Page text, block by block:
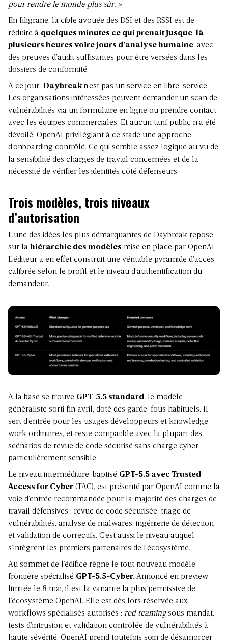
pour rendre le monde plus sûr. »
En filigrane, la cible avouée des DSI et des RSSI est de
réduire à quelques minutes ce qui prenait jusque-là
plusieurs heures voire jours d’analyse humaine, avec
des preuves d’audit suffisantes pour être versées dans les
dossiers de conformité.
À ce jour, Daybreakn’est pas un service en libre-service.
Les organisations intéressées peuvent demander un scan de
vulnérabilités via un formulaire en ligne ou prendre contact
avec les équipes commerciales. Et aucun tarif public n’a été
dévoilé, OpenAI privilégiant à ce stade une approche
d’onboarding contrôlé. Ce qui semble assez logique au vu de
la sensibilité des charges de travail concernées et de la
nécessité de vérifier les identités côté défenseurs.
Trois modèles, trois niveaux
d’autorisation
L’une des idées les plus démarquantes de Daybreak repose
sur la hiérarchie des modèles mise en place par OpenAI.
L’éditeur a en effet construit une véritable pyramide d’accès
calibrée selon le profil et le niveau d’authentification du
demandeur.
À la base se trouve GPT-5.5 standard, le modèle
généraliste sorti fin avril, doté des garde-fous habituels. Il
sert d’entrée pour les usages développeurs et knowledge
work ordinaires, et reste compatible avec la plupart des
scénarios de revue de code sécurisé sans charge cyber
particulièrement sensible.
Le niveau intermédiaire, baptisé GPT-5.5 avec Trusted
Access for Cyber (TAC), est présenté par OpenAI comme la
voie d’entrée recommandée pour la majorité des charges de
travail défensives : revue de code sécurisée, triage de
vulnérabilités, analyse de malwares, ingénierie de détection
et validation de correctifs. C’est aussi le niveau auquel
s’intègrent les premiers partenaires de l’écosystème.
Au sommet de l’édifice règne le tout nouveau modèle
frontière spécialisé GPT-5.5-Cyber.Annoncé en preview
limitée le 8 mai, il est la variante la plus permissive de
l’écosystème OpenAI. Elle est dès lors réservée aux
workflows spécialisés autorisés : red teamingsous mandat,
tests d’intrusion et validation contrôlée de vulnérabilités à
haute sévérité. OpenAI prend toutefois soin de désamorcer